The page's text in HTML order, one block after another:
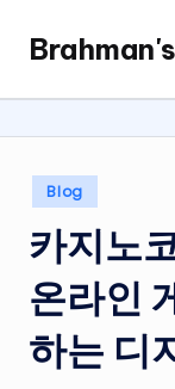
content
Spiritual
and
it
all
Posted
in
Blog
카지노
온라인
하는 디